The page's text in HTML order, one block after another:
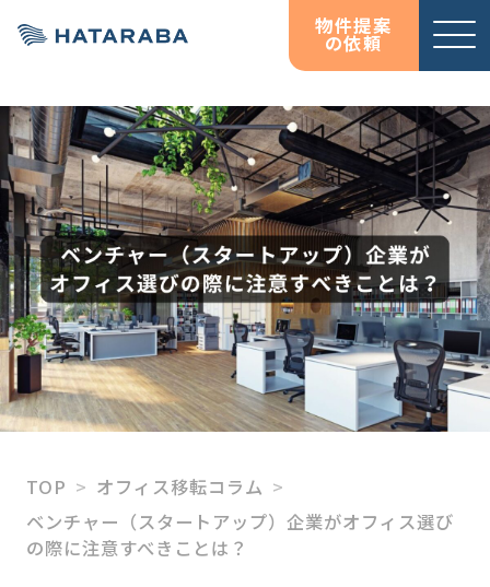
物件提案
の依頼
サービ
ス紹介
オフィス移転コンサルテ
ィング
HATARABAサーベイ
物件検索サイト
HATARABAオフィス
HATARABAリーシング・
プロパティマネジメント
HATARABA居抜き
HATARABAスタートアッ
お役立
ち情報
資料ダウンロード
コラム
お役立
ち情報
資料ダウンロード
コラム
TOP
オフィス移転コラム
ベンチャー（スタートアップ）企業がオフィス選び
の際に注意すべきことは？